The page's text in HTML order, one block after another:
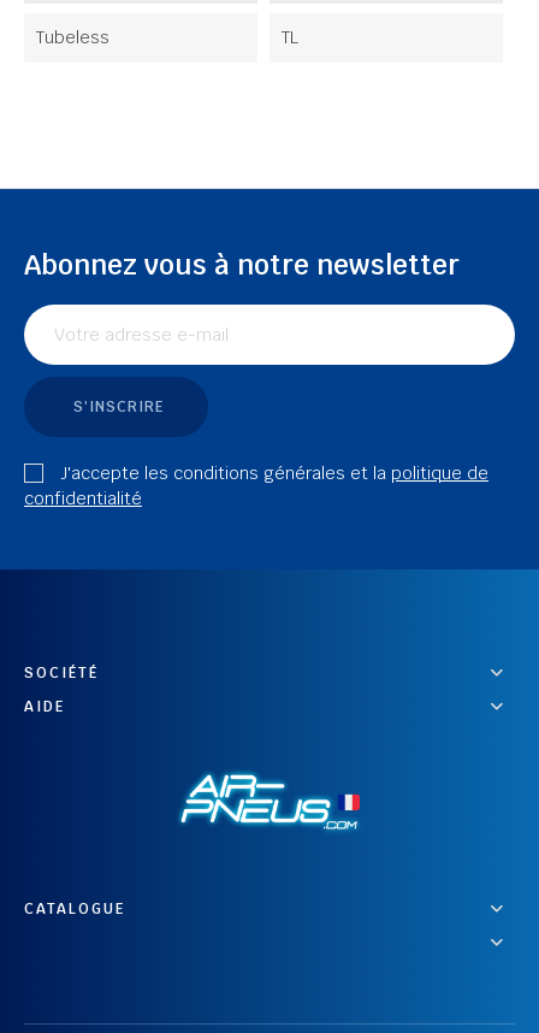
Tubeless TL
Abonnez vous à notre newsletter
S'INSCRIRE
J'accepte les conditions générales et la politique de
confidentialité
SOCIÉTÉ
AIDE
CATALOGUE